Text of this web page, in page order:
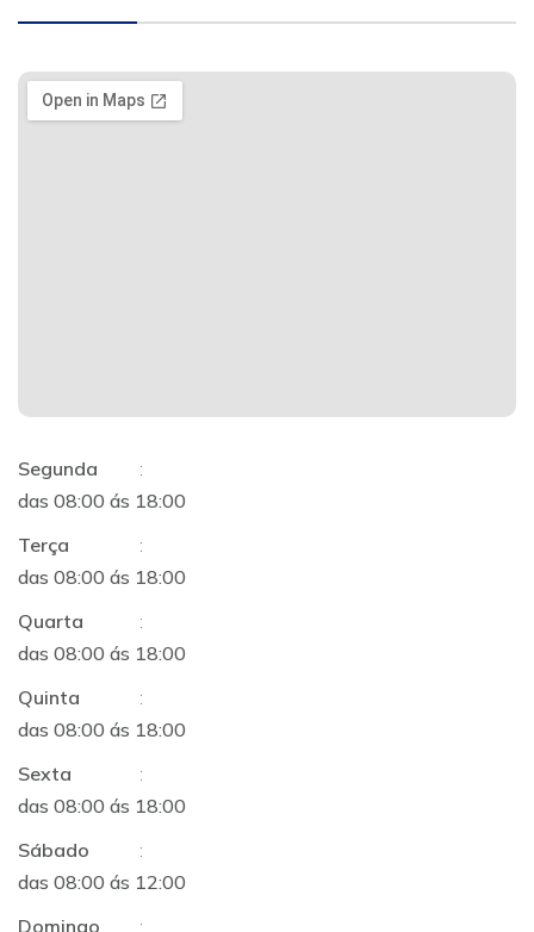
Segunda
:
das 08:00 ás 18:00
Terça
:
das 08:00 ás 18:00
Quarta
:
das 08:00 ás 18:00
Quinta
:
das 08:00 ás 18:00
Sexta
:
das 08:00 ás 18:00
Sábado
:
das 08:00 ás 12:00
Domingo
: